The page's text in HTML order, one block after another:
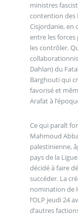
ministres
contention des
Cisjordanie, en
entre les
les contrôler.
Dahlan) du
Barghouti qui
favorisé et
Arafat à
Ce qui paraît
Mahmoud
palestinienne,
pays de la
décidé à faire
succéder. La
nomination de
l’OLP jeudi 24
d’autres